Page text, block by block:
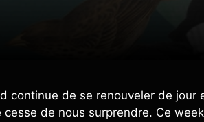
continue de se renouveler de jour
cesse de nous surprendre. Ce